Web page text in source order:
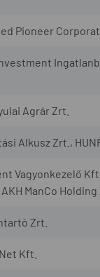
Pioneer
Agrár Zrt.
Alkusz Zrt.,
Vagyonkezelő
ManCo Holding
Zrt.
Kft.